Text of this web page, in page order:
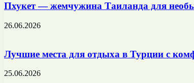
Пхукет — жемчужина Таиланда для
26.06.2026
Лучшие места для отдыха в Турции с
25.06.2026